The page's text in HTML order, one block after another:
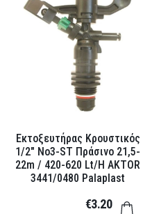
Εκτοξευτήρας Κρουστικός
1/2" Νο3-ST Πράσινο 21,5-
22m / 420-620 Lt/h AKTOR
3441/0480 Palaplast
€3.20